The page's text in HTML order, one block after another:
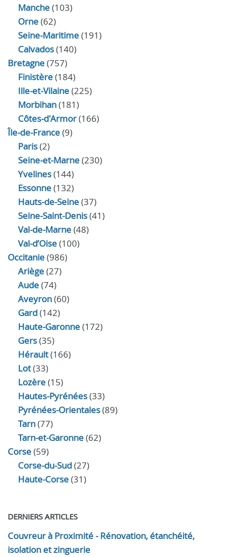
Manche(103)
Orne(62)
Seine-Maritime(191)
Calvados(140)
Bretagne(757)
Finistère(184)
Ille-et-Vilaine(225)
Morbihan(181)
Côtes-d'Armor(166)
Île-de-France(9)
Paris(2)
Seine-et-Marne(230)
Yvelines(144)
Essonne(132)
Hauts-de-Seine(37)
Seine-Saint-Denis(41)
Val-de-Marne(48)
Val-d’Oise(100)
Occitanie(986)
Ariège(27)
Aude(74)
Aveyron(60)
Gard(142)
Haute-Garonne(172)
Gers(35)
Hérault(166)
Lot(33)
Lozère(15)
Hautes-Pyrénées(33)
Pyrénées-Orientales(89)
Tarn(77)
Tarn-et-Garonne(62)
Corse(59)
Corse-du-Sud(27)
Haute-Corse(31)
DERNIERS ARTICLES
Couvreur à Proximité - Rénovation, étanchéité,
isolation et zinguerie